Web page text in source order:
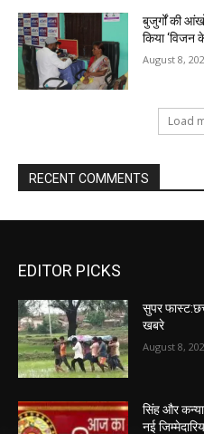
बुजुर्गों की
किया ‘विजन
August 8,
Load
RECENT COMMENTS
EDITOR PICKS
सुपर
खबरे
August 8,
सिंह और कन्या
नई